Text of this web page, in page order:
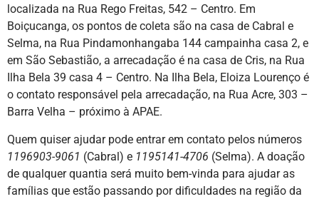
localizada na Rua Rego Freitas, 542 – Centro. Em
Boiçucanga, os pontos de coleta são na casa de Cabral e
Selma, na Rua Pindamonhangaba 144 campainha casa 2, e
em São Sebastião, a arrecadação é na casa de Cris, na Rua
Ilha Bela 39 casa 4 – Centro. Na Ilha Bela, Eloiza Lourenço é
o contato responsável pela arrecadação, na Rua Acre, 303 –
Barra Velha – próximo à APAE.
Quem quiser ajudar pode entrar em contato pelos números
1196903-9061 (Cabral) e 1195141-4706 (Selma). A doação
de qualquer quantia será muito bem-vinda para ajudar as
famílias que estão passando por dificuldades na região da